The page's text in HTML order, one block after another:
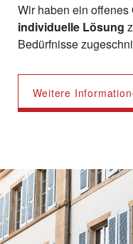
Wir haben ein offenes
individuelle Lösung
Bedürfnisse
Weitere